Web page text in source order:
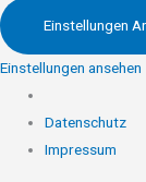
Einstellungen
Einstellungen ansehen
Datenschutz
Impressum